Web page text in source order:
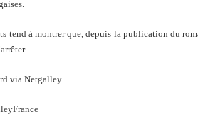
tend à montrer que, depuis la publication du
via Netgalley.